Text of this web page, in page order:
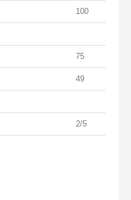
100
75
49
2/5